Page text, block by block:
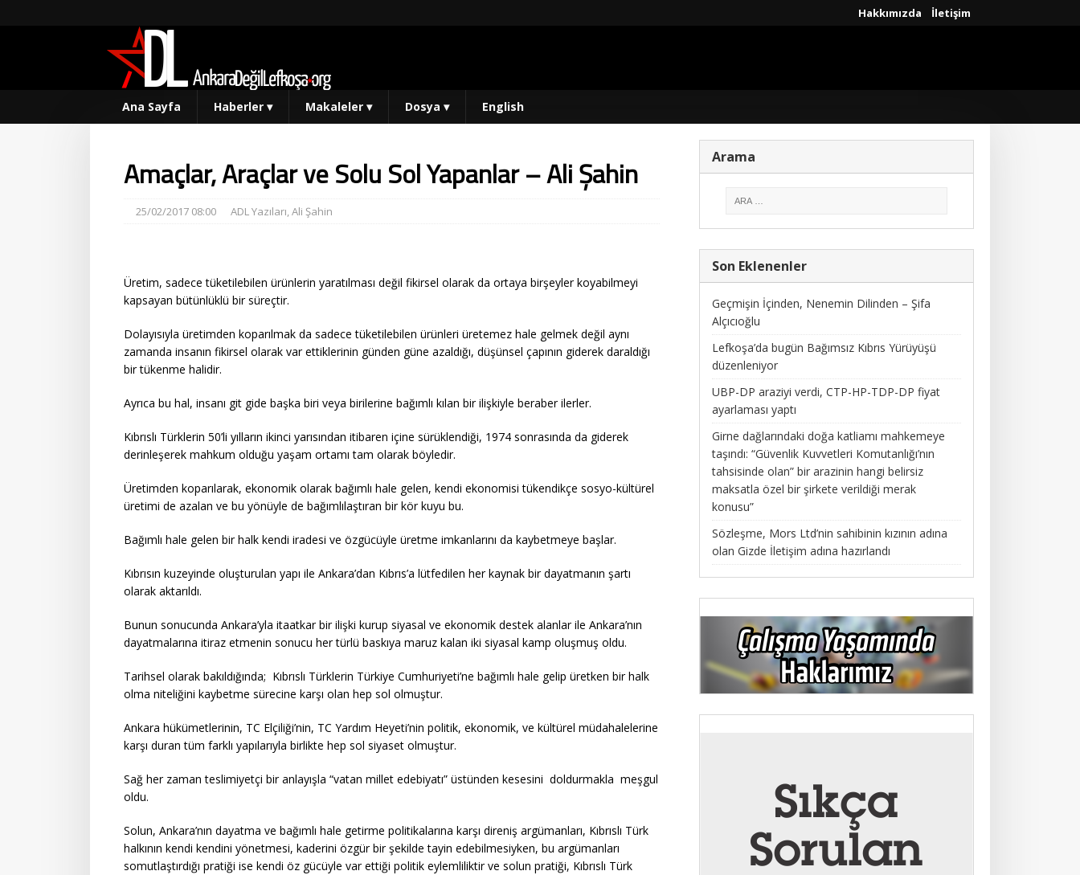
Hakkımızda İletişim
Ana Sayfa Haberler ▾ Makaleler ▾ Dosya ▾ English
Amaçlar, Araçlar ve Solu Sol Yapanlar – Ali Şahin
25/02/2017 08:00 ADL Yazıları,Ali Şahin
Üretim, sadece tüketilebilen ürünlerin yaratılması değil fikirsel olarak da ortaya birşeyler koyabilmeyi
kapsayan bütünlüklü bir süreçtir.
Dolayısıyla üretimden koparılmak da sadece tüketilebilen ürünleri üretemez hale gelmek değil aynı
zamanda insanın fikirsel olarak var ettiklerinin günden güne azaldığı, düşünsel çapının giderek daraldığı
bir tükenme halidir.
Ayrıca bu hal, insanı git gide başka biri veya birilerine bağımlı kılan bir ilişkiyle beraber ilerler.
Kıbrıslı Türklerin 50’li yılların ikinci yarısından itibaren içine sürüklendiği, 1974 sonrasında da giderek
derinleşerek mahkum olduğu yaşam ortamı tam olarak böyledir.
Üretimden koparılarak, ekonomik olarak bağımlı hale gelen, kendi ekonomisi tükendikçe sosyo-kültürel
üretimi de azalan ve bu yönüyle de bağımlılaştıran bir kör kuyu bu.
Bağımlı hale gelen bir halk kendi iradesi ve özgücüyle üretme imkanlarını da kaybetmeye başlar.
Kıbrısın kuzeyinde oluşturulan yapı ile Ankara’dan Kıbrıs’a lütfedilen her kaynak bir dayatmanın şartı
olarak aktarıldı.
Bunun sonucunda Ankara’yla itaatkar bir ilişki kurup siyasal ve ekonomik destek alanlar ile Ankara’nın
dayatmalarına itiraz etmenin sonucu her türlü baskıya maruz kalan iki siyasal kamp oluşmuş oldu.
Tarihsel olarak bakıldığında; Kıbrıslı Türklerin Türkiye Cumhuriyeti’ne bağımlı hale gelip üretken bir halk
olma niteliğini kaybetme sürecine karşı olan hep sol olmuştur.
Ankara hükümetlerinin, TC Elçiliği’nin, TC Yardım Heyeti’nin politik, ekonomik, ve kültürel müdahalelerine
karşı duran tüm farklı yapılarıyla birlikte hep sol siyaset olmuştur.
Sağ her zaman teslimiyetçi bir anlayışla “vatan millet edebiyatı” üstünden kesesini doldurmakla meşgul
oldu.
Solun, Ankara’nın dayatma ve bağımlı hale getirme politikalarına karşı direniş argümanları, Kıbrıslı Türk
halkının kendi kendini yönetmesi, kaderini özgür bir şekilde tayin edebilmesiyken, bu argümanları
somutlaştırdığı pratiği ise kendi öz gücüyle var ettiği politik eylemliliktir ve solun pratiği, Kıbrıslı Türk
Arama
Son Eklenenler
Geçmişin İçinden, Nenemin Dilinden – Şifa
Alçıcıoğlu
Lefkoşa’da bugün Bağımsız Kıbrıs Yürüyüşü
düzenleniyor
UBP-DP araziyi verdi, CTP-HP-TDP-DP fiyat
ayarlaması yaptı
Girne dağlarındaki doğa katliamı mahkemeye
taşındı: “Güvenlik Kuvvetleri Komutanlığı’nın
tahsisinde olan” bir arazinin hangi belirsiz
maksatla özel bir şirkete verildiği merak
konusu”
Sözleşme, Mors Ltd’nin sahibinin kızının adına
olan Gizde İletişim adına hazırlandı